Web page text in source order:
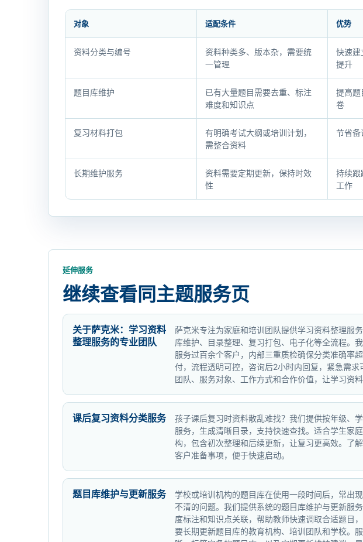
服
选
择
判
断
对象 适配条件 优势
资料分类与编号
资料种类多、版本杂，需要统
一管理
快速建
提升
题目库维护
已有大量题目需要去重、标注
难度和知识点
提高题
卷
复习材料打包
有明确考试大纲或培训计划，
需整合资料
节省备
长期维护服务
资料需要定期更新，保持时效
性
持续跟
工作
延伸服务
继续查看同主题服务页
关于萨克米：学习资料
整理服务的专业团队
萨克米专注为家庭和培训团队提供学习资料整理服
库维护、目录整理、复习打包、电子化等全流程。
服务过百余个客户，内部三重质检确保分类准确率
付，流程透明可控，咨询后2小时内回复，紧急需求
团队、服务对象、工作方式和合作价值，让学习资料
课后复习资料分类服务
孩子课后复习时资料散乱难找？我们提供按年级、
服务，生成清晰目录，支持快速查找。适合学生家
构，包含初次整理和后续更新，让复习更高效。了
客户准备事项，便于快速启动。
题目库维护与更新服务
学校或培训机构的题目库在使用一段时间后，常出
不清的问题。我们提供系统的题目库维护与更新服
度标注和知识点关联，帮助教师快速调取合适题目
要长期更新题目库的教育机构、培训团队和学校。